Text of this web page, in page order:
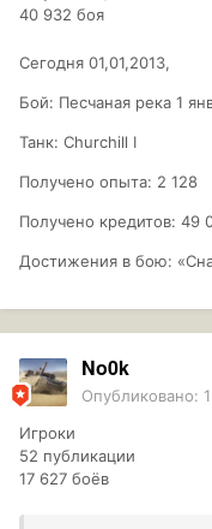
40 932 боя
Сегодня 01,01,2013,
Бой: Песчаная река 1
Танк: Churchill I
Получено опыта: 2 128
Получено кредитов: 49
Достижения в бою:
No0k
Опубликовано:
Игроки
52 публикации
17 627 боёв